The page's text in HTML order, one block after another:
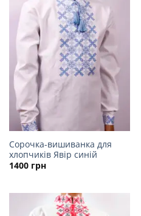
Сорочка-вишиванка для
хлопчиків Явір синій
1400 грн